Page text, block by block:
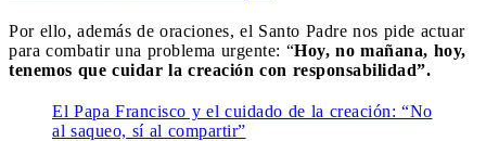
Por ello, además de oraciones, el Santo Padre nos pide actuar
para combatir una problema urgente: “Hoy, no mañana, hoy,
tenemos que cuidar la creación con responsabilidad”.
El Papa Francisco y el cuidado de la creación: “No
al saqueo, sí al compartir”